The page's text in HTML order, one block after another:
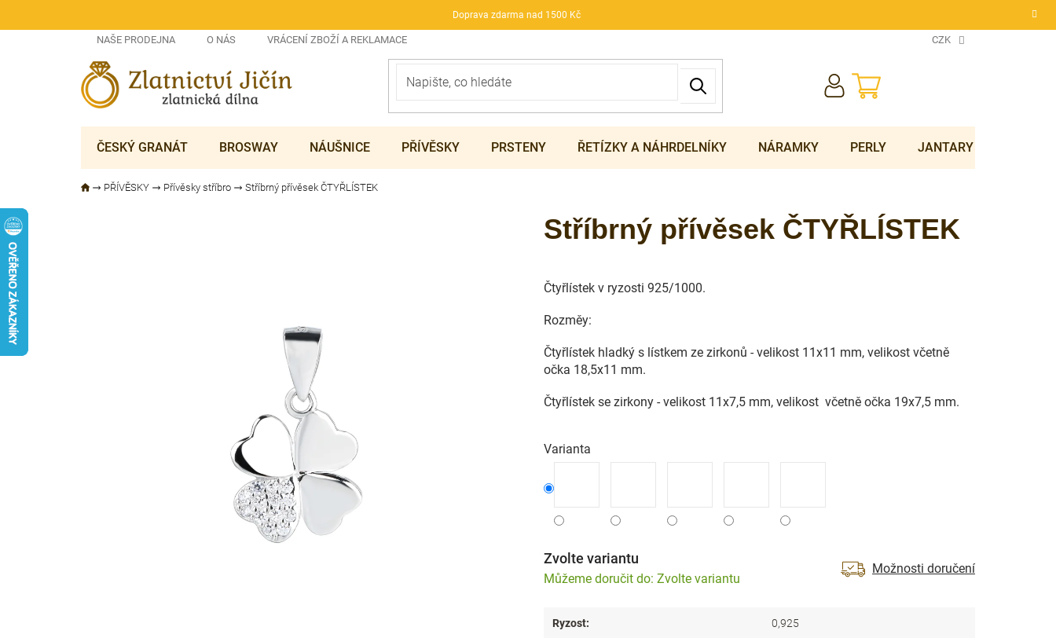
Doprava zdarma nad 1500 Kč
NAŠE PRODEJNA O NÁS VRÁCENÍ ZBOŽÍ A REKLAMACE CZK
NÁKUPNÍ
KOŠÍK
ČESKÝ GRANÁT BROSWAY NÁUŠNICE PŘÍVĚSKY PRSTENY ŘETÍZKY A NÁHRDELNÍKY NÁRAMKY PERLY JANTARY
PŘÍVĚSKY Přívěsky stříbro Stříbrný přívěsek ČTYŘLÍSTEK
Varianta
Čtyřlístek v ryzosti 925/1000.
Rozměy:
Čtyřlístek hladký s lístkem ze zirkonů - velikost 11x11 mm, velikost včetně
očka 18,5x11 mm.
Čtyřlístek se zirkony - velikost 11x7,5 mm, velikost včetně očka 19x7,5 mm.
Stříbrný přívěsek ČTYŘLÍSTEK
Zvolte variantu
Zvolte variantu
Možnosti doručení
Ryzost: 0,925